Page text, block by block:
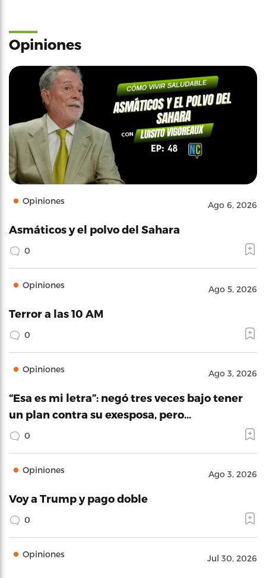
Opiniones
Opiniones Ago 6, 2026
Asmáticos y el polvo del Sahara
0
Opiniones Ago 5, 2026
Terror a las 10 AM
0
Opiniones Ago 3, 2026
“Esa es mi letra”: negó tres veces bajo tener
un plan contra su exesposa, pero…
0
Opiniones Ago 3, 2026
Voy a Trump y pago doble
0
Opiniones Jul 30, 2026